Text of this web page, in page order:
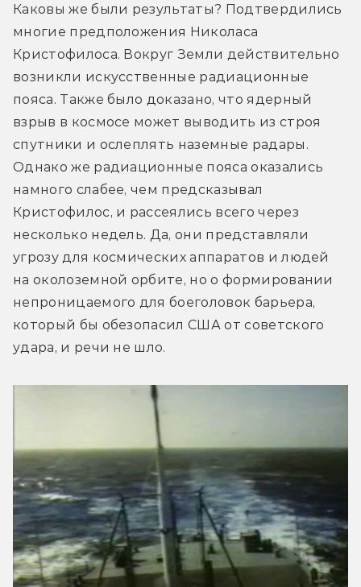
Каковы же были результаты? Подтвердились
многие предположения Николаса
Кристофилоса. Вокруг Земли действительно
возникли искусственные радиационные
пояса. Также было доказано, что ядерный
взрыв в космосе может выводить из строя
спутники и ослеплять наземные радары.
Однако же радиационные пояса оказались
намного слабее, чем предсказывал
Кристофилос, и рассеялись всего через
несколько недель. Да, они представляли
угрозу для космических аппаратов и людей
на околоземной орбите, но о формировании
непроницаемого для боеголовок барьера,
который бы обезопасил США от советского
удара, и речи не шло.